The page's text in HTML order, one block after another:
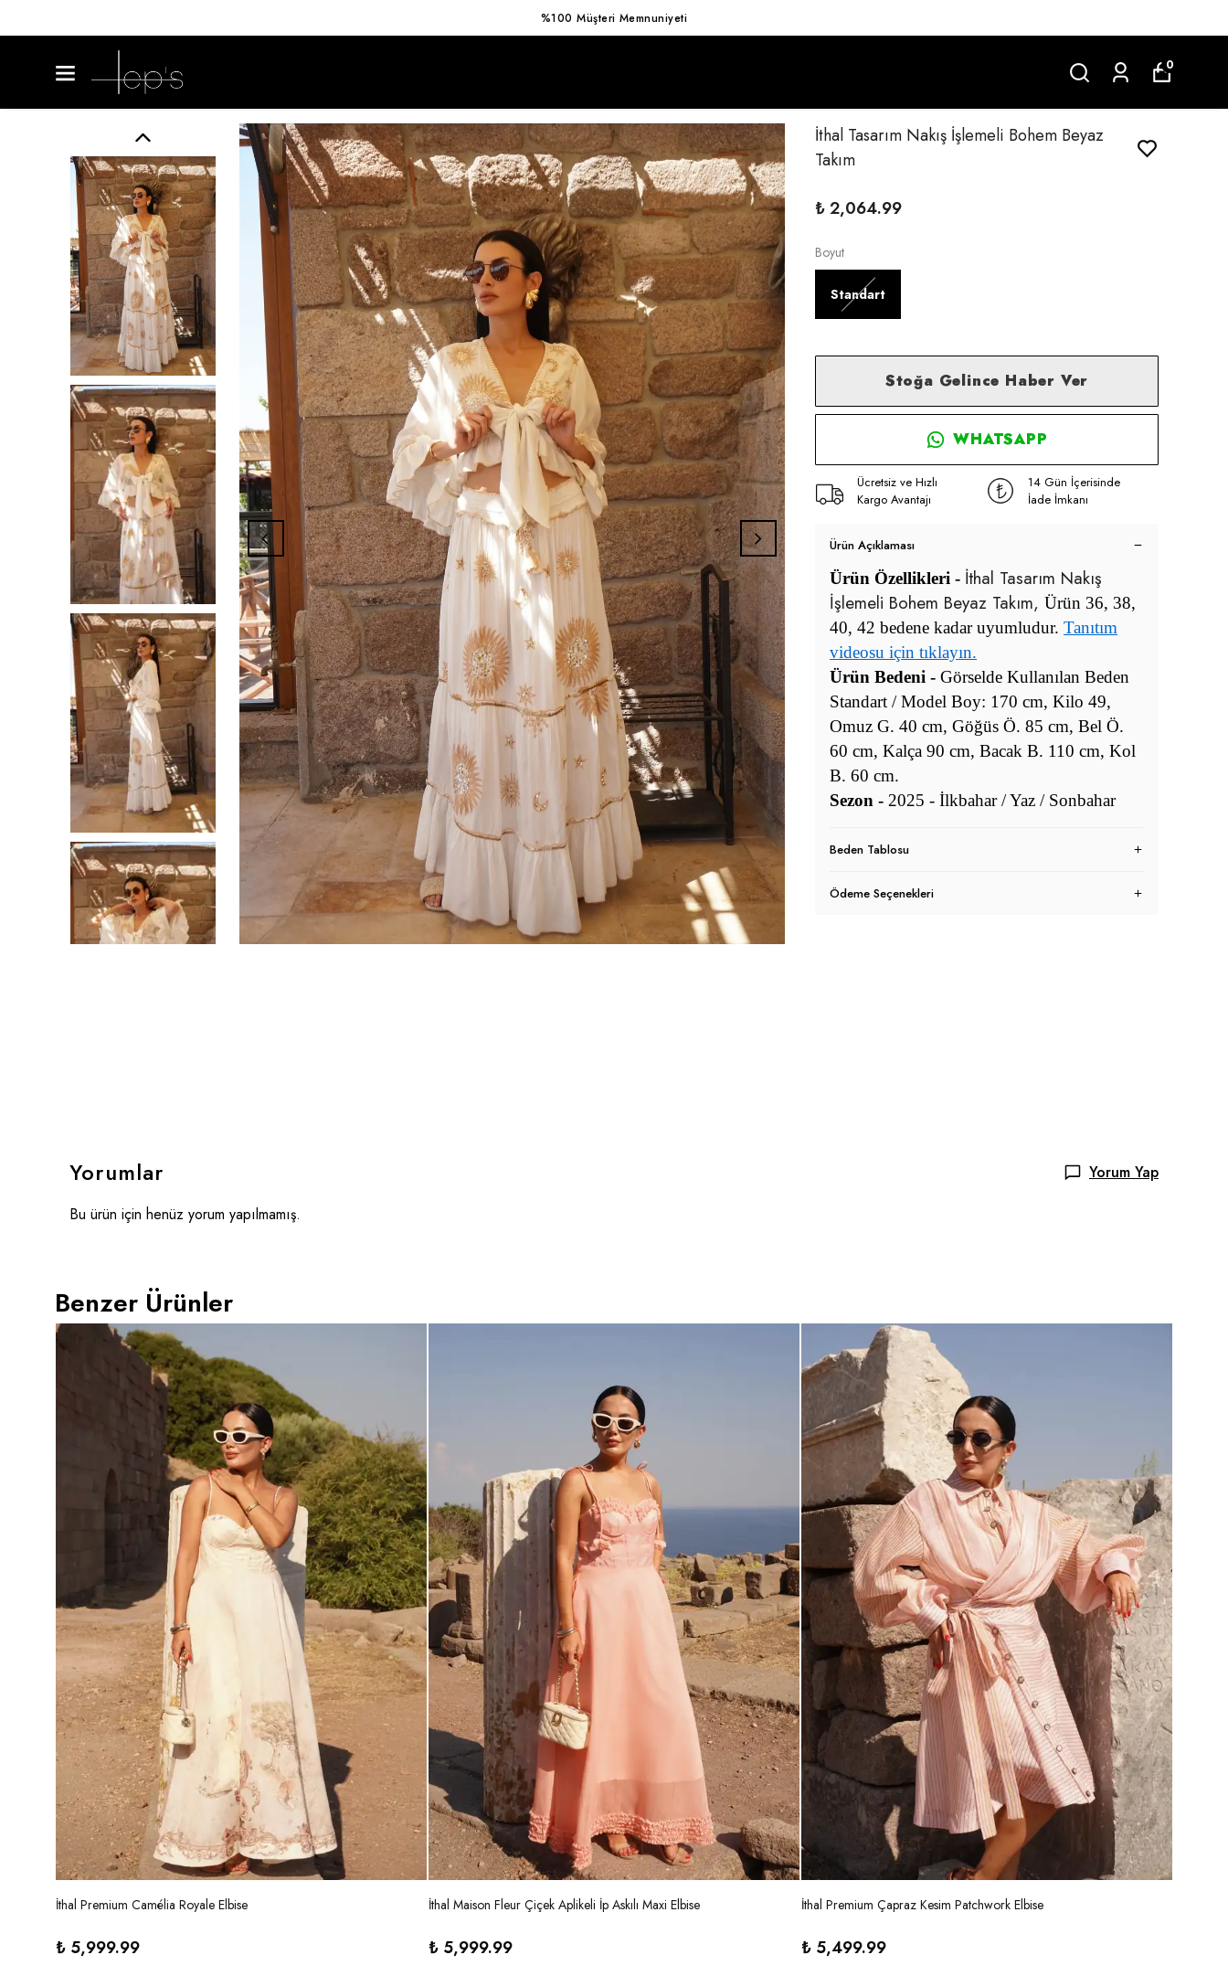
Hızlı Kargo Avantajı
0
İthal Tasarım Nakış İşlemeli Bohem Beyaz
Takım
₺ 2,064.99
Boyut
Standart
Stoğa Gelince Haber Ver
WHATSAPP
Ücretsiz ve Hızlı
Kargo Avantajı
14 Gün İçerisinde
İade İmkanı
Ürün Açıklaması
Ürün Özellikleri - İthal Tasarım Nakış
İşlemeli Bohem Beyaz Takım, Ürün 36, 38,
40, 42 bedene kadar uyumludur. Tanıtım
videosu için tıklayın.
Ürün Bedeni - Görselde Kullanılan Beden
Standart / Model Boy: 170 cm, Kilo 49,
Omuz G. 40 cm, Göğüs Ö. 85 cm, Bel Ö.
60 cm, Kalça 90 cm, Bacak B. 110 cm, Kol
B. 60 cm.
Sezon - 2025 - İlkbahar / Yaz / Sonbahar
Beden Tablosu
Ödeme Seçenekleri
Yorumlar
Yorum Yap
Bu ürün için henüz yorum yapılmamış.
Benzer Ürünler
İthal Premium Camélia Royale Elbise
₺ 5,999.99
İthal Maison Fleur Çiçek Aplikeli İp Askılı Maxi Elbise
₺ 5,999.99
İthal Premium Çapraz Kesim Patchwork Elbise
₺ 5,499.99